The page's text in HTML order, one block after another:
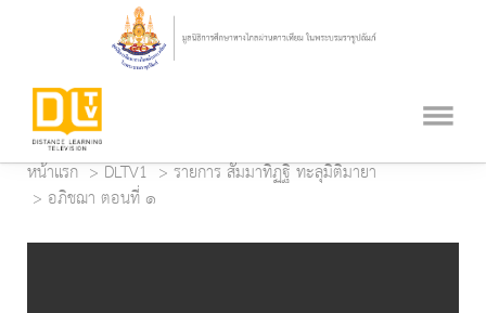
หน้าแรก DLTV1
รายการ สัมมาทิฏฐิ ทะลุมิติมายา
อภิชฌา ตอนที่ ๑